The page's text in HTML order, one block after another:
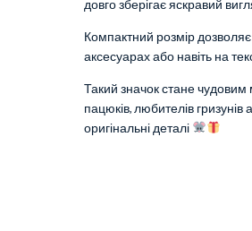
довго зберігає яскравий
Компактний розмір
аксесуарах або навіть на
Такий значок стане
пацюків, любителів
оригінальні деталі